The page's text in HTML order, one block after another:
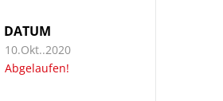
DATUM
10.Okt..2020
Abgelaufen!